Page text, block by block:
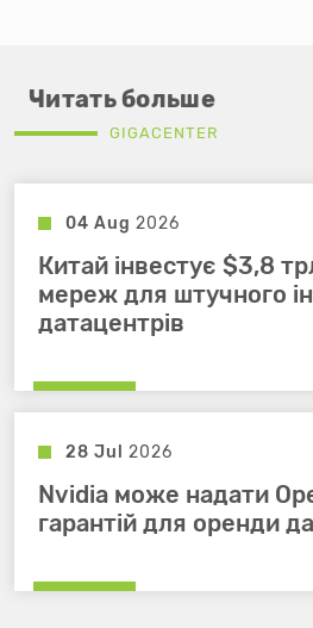
Читать больше
GIGACENTER
04 Aug 2026
Китай інвестує $3,8
мереж для штучного
датацентрів
28 Jul 2026
Nvidia може надати
гарантій для оренди